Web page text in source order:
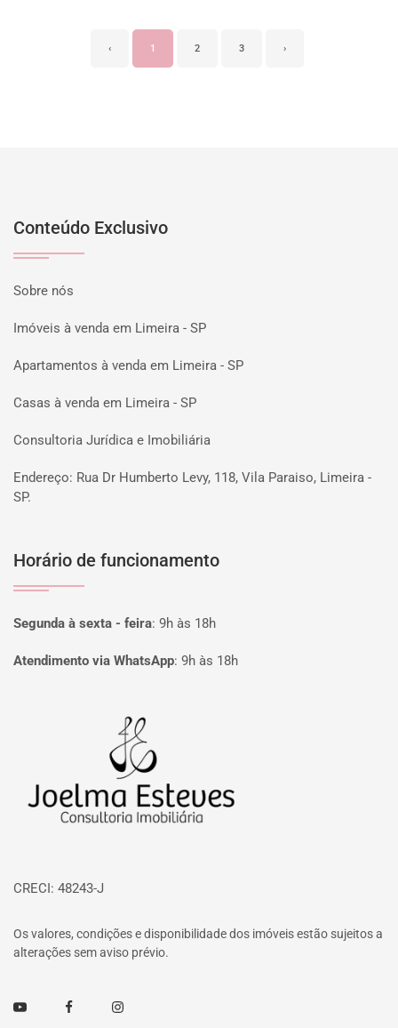
‹ 1 2 3 ›
Conteúdo Exclusivo
Sobre nós
Imóveis à venda em Limeira - SP
Apartamentos à venda em Limeira - SP
Casas à venda em Limeira - SP
Consultoria Jurídica e Imobiliária
Endereço: Rua Dr Humberto Levy, 118, Vila Paraiso, Limeira -
SP.
Horário de funcionamento
Segunda à sexta - feira: 9h às 18h
Atendimento via WhatsApp: 9h às 18h
CRECI: 48243-J
Os valores, condições e disponibilidade dos imóveis estão sujeitos a
alterações sem aviso prévio.
Youtube FacebookInstagram